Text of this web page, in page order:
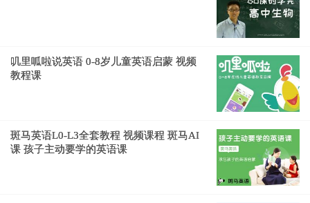
叽里呱啦说英语 0-8岁儿童英语启蒙 视频
教程课
斑马英语L0-L3全套教程 视频课程 斑马AI
课 孩子主动要学的英语课